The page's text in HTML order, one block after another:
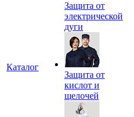
Каталог
Защита от
электрической
дуги
Защита от
кислот и
щелочей